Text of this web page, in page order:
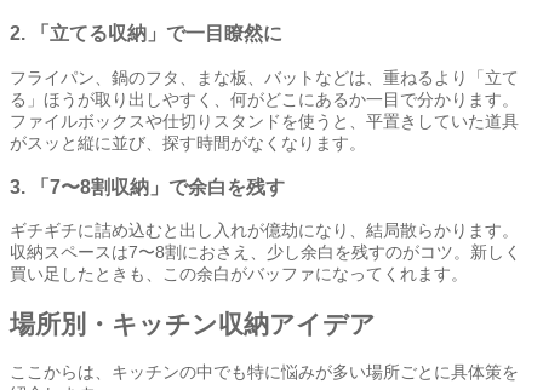
2. 「立てる収納」で一目瞭然に
フライパン、鍋のフタ、まな板、バットなどは、重ねるより「立て
る」ほうが取り出しやすく、何がどこにあるか一目で分かります。
ファイルボックスや仕切りスタンドを使うと、平置きしていた道具
がスッと縦に並び、探す時間がなくなります。
3. 「7〜8割収納」で余白を残す
ギチギチに詰め込むと出し入れが億劫になり、結局散らかります。
収納スペースは7〜8割におさえ、少し余白を残すのがコツ。新しく
買い足したときも、この余白がバッファになってくれます。
場所別・キッチン収納アイデア
ここからは、キッチンの中でも特に悩みが多い場所ごとに具体策を